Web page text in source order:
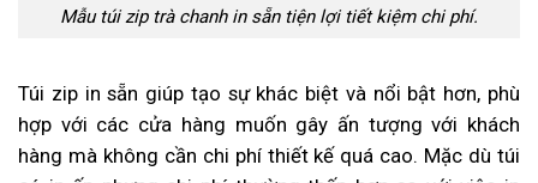
Mẫu túi zip trà chanh in sẵn tiện lợi tiết kiệm chi phí.
Túi zip in sẵn giúp tạo sự khác biệt và nổi bật hơn, phù
hợp với các cửa hàng muốn gây ấn tượng với khách
hàng mà không cần chi phí thiết kế quá cao. Mặc dù túi